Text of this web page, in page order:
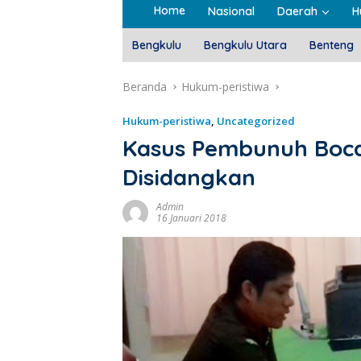
Home Nasional Daerah
Bengkulu Bengkulu Utara Benteng
Beranda Hukum-peristiwa
Hukum-peristiwa Uncategorized
Kasus Pembunuh
Disidangkan
Admin
16 Januari 2018